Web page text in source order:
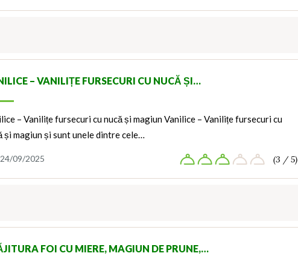
– VANILIȚE FURSECURI CU NUCĂ ȘI…
– Vanilițe fursecuri cu nucă și magiun Vanilice – Vanilițe fursecuri cu
și magiun și sunt unele dintre cele…
24/09/2025 (3 / 5)
FOI CU MIERE, MAGIUN DE PRUNE,…